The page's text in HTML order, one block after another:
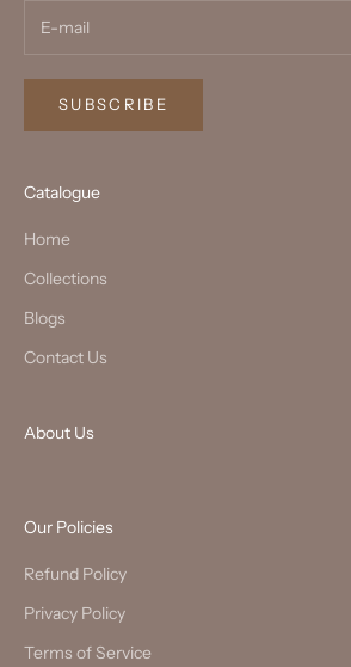
SUBSCRIBE
Catalogue
Home
Collections
Blogs
Contact Us
About Us
Our Policies
Refund Policy
Privacy Policy
Terms of Service